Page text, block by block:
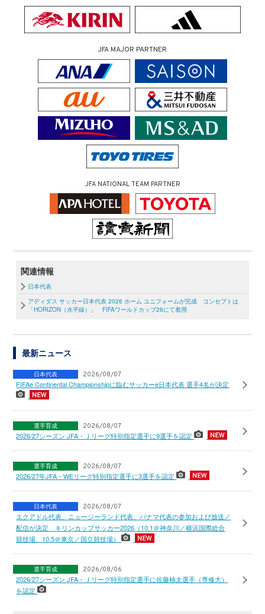
JFA MAJOR PARTNER
JFA NATIONAL TEAM PARTNER
関連情報
日本代表
アディダス サッカー日本代表 2026 ホーム ユニフォームが完成 コンセプトは
「HORIZON（水平線）」 FIFAワールドカップ26にて着用
最新ニュース
日本代表 2026/08/07
FIFAe Continental Championshipに臨むサッカーe日本代表 選手4名が決定
選手育成 2026/08/07
2026/27シーズン JFA・Ｊリーグ特別指定選手に9選手を認定
選手育成 2026/08/07
2026/27年JFA・WEリーグ特別指定選手に3選手を認定
日本代表 2026/08/07
エクアドル代表、ニュージーランド代表、パナマ代表の参加および放送／
配信が決定 キリンカップサッカー2026（10.1＠神奈川／横浜国際総合
競技場、10.5＠東京／国立競技場）
選手育成 2026/08/06
2026/27シーズン JFA・Ｊリーグ特別指定選手に佐藤柚太選手（専修大）
を認定